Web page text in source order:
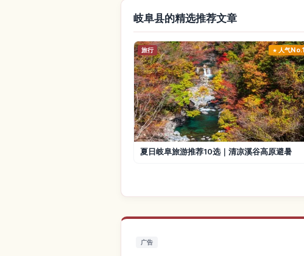
岐阜县的精选推荐文章
旅行 人气No.1
夏日岐阜旅游推荐10选｜清凉溪谷高原避暑
广告